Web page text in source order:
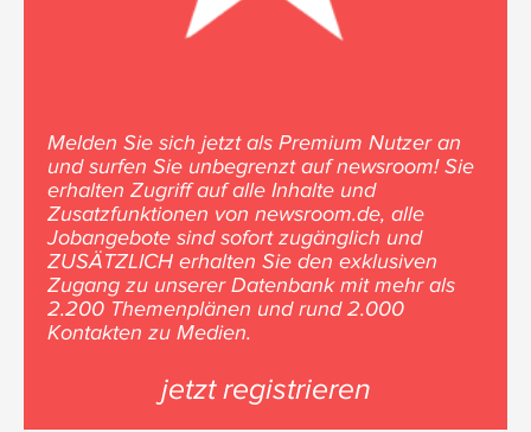
Melden Sie sich jetzt als Premium Nutzer an
und surfen Sie unbegrenzt auf newsroom! Sie
erhalten Zugriff auf alle Inhalte und
Zusatzfunktionen von newsroom.de, alle
Jobangebote sind sofort zugänglich und
ZUSÄTZLICH erhalten Sie den exklusiven
Zugang zu unserer Datenbank mit mehr als
2.200 Themenplänen und rund 2.000
Kontakten zu Medien.
jetzt registrieren